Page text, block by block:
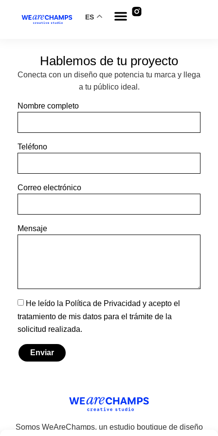
ES
Hablemos de tu proyecto
Conecta con un diseño que potencia tu marca y llega
a tu público ideal.
Nombre completo
Teléfono
Correo electrónico
Mensaje
He leído la Política de Privacidad y acepto el
tratamiento de mis datos para el trámite de la
solicitud realizada.
Enviar
Somos WeAreChamps, un estudio boutique de diseño